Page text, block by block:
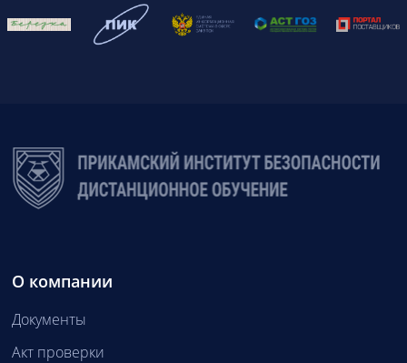
О компании
Документы
Акт проверки